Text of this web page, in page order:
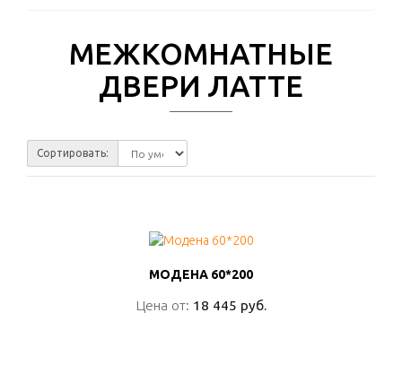
МЕЖКОМНАТНЫЕ
ДВЕРИ ЛАТТЕ
Сортировать:
МОДЕНА 60*200
Цена от: 18 445 руб.
МОДЕНА 60*200
Цена от: 18 445 руб.